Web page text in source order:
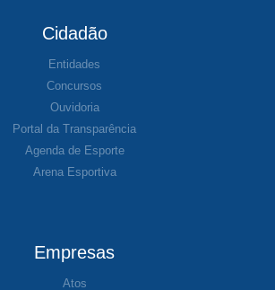
Cidadão
Entidades
Concursos
Ouvidoria
Portal da Transparência
Agenda de Esporte
Arena Esportiva
Empresas
Atos